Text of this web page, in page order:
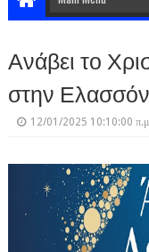
Ανάβει το
στην
12/01/2025 10:10:00